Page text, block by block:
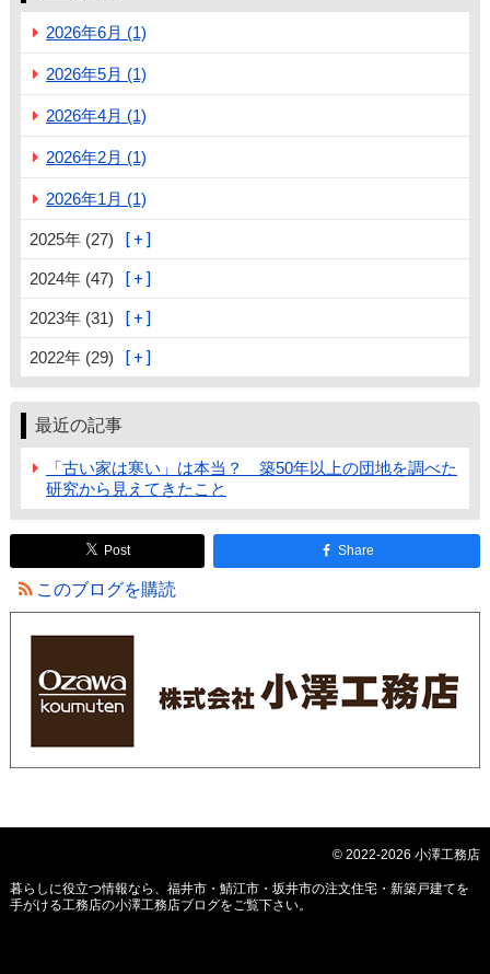
2026年6月 (1)
2026年5月 (1)
2026年4月 (1)
2026年2月 (1)
2026年1月 (1)
2025年 (27)
2024年 (47)
2023年 (31)
2022年 (29)
最近の記事
「古い家は寒い」は本当？ 築50年以上の団地を調べた
研究から見えてきたこと
Post Share
このブログを購読
© 2022-2026 小澤工務店
暮らしに役立つ情報なら、 福井市・鯖江市・坂井市の注文住宅・新築戸建てを
手がける工務店の小澤工務店ブログをご覧下さい。